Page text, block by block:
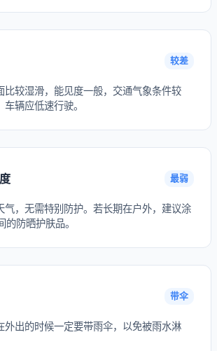
较差
比较湿滑，能见度一般，交通气象条件较
辆应低速行驶。
最弱
气，无需特别防护。若长期在户外，建议涂
防晒护肤品。
带伞
外出的时候一定要带雨伞，以免被雨水淋